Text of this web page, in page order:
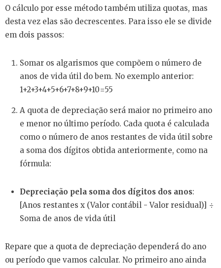
O cálculo por esse método também utiliza quotas, mas
desta vez elas são decrescentes. Para isso ele se divide
em dois passos:
Somar os algarismos que compõem o número de
anos de vida útil do bem. No exemplo anterior:
1+2+3+4+5+6+7+8+9+10=55
A quota de depreciação será maior no primeiro ano
e menor no último período. Cada quota é calculada
como o número de anos restantes de vida útil sobre
a soma dos dígitos obtida anteriormente, como na
fórmula:
Depreciação pela soma dos dígitos dos anos:
[Anos restantes x (Valor contábil - Valor residual)] ÷
Soma de anos de vida útil
Repare que a quota de depreciação dependerá do ano
ou período que vamos calcular. No primeiro ano ainda